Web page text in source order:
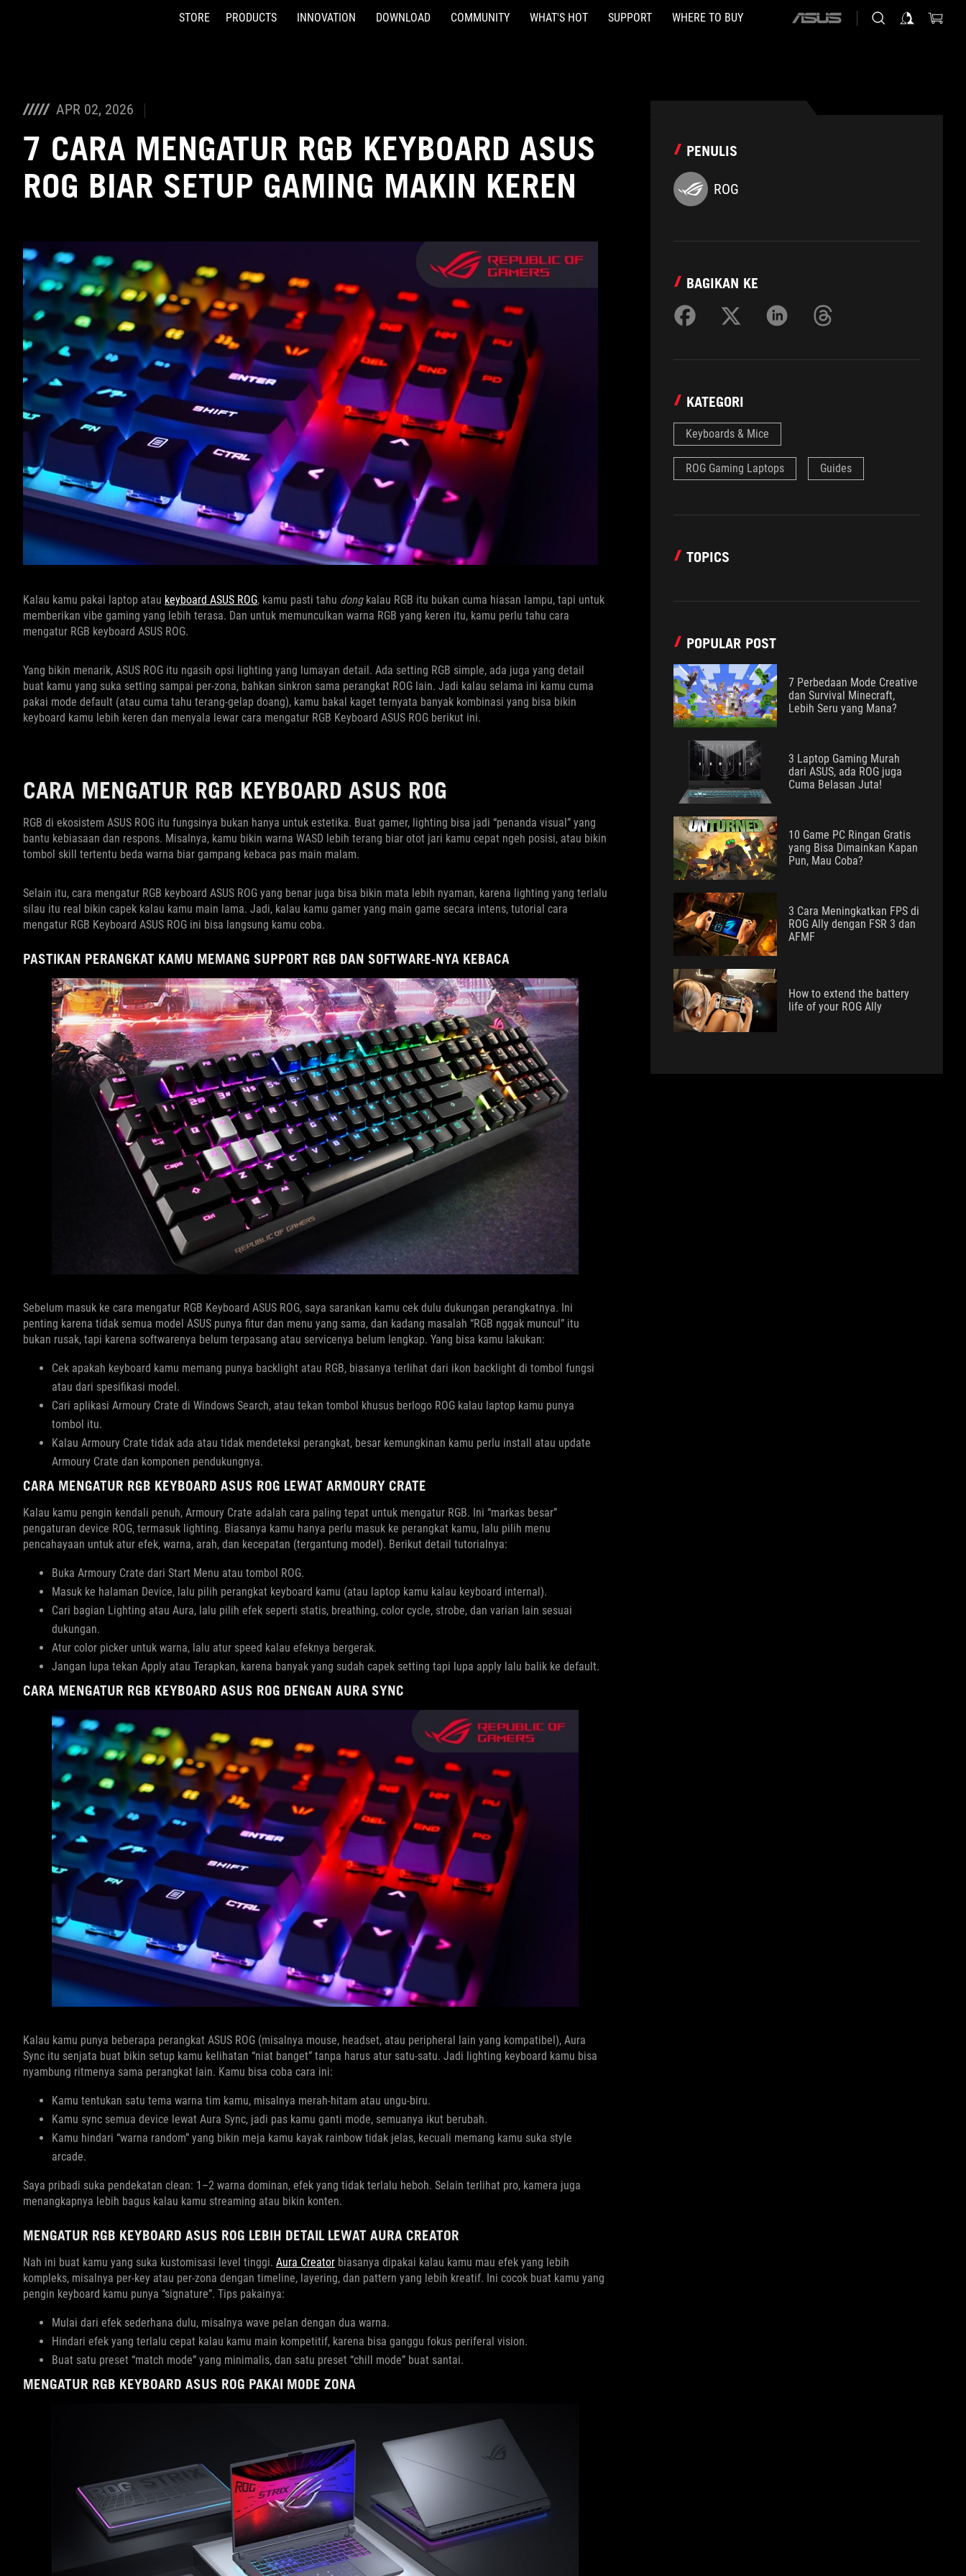
STORE PRODUCTS INNOVATION DOWNLOAD COMMUNITY WHAT'S HOT SUPPORT WHERE TO BUY
ASUS
APR 02, 2026
7 CARA MENGATUR RGB KEYBOARD ASUS
ROG BIAR SETUP GAMING MAKIN KEREN
Kalau kamu pakai laptop atau keyboard ASUS ROG, kamu pasti tahu dong kalau RGB itu bukan cuma hiasan lampu, tapi untuk
memberikan vibe gaming yang lebih terasa. Dan untuk memunculkan warna RGB yang keren itu, kamu perlu tahu cara
mengatur RGB keyboard ASUS ROG.
Yang bikin menarik, ASUS ROG itu ngasih opsi lighting yang lumayan detail. Ada setting RGB simple, ada juga yang detail
buat kamu yang suka setting sampai per-zona, bahkan sinkron sama perangkat ROG lain. Jadi kalau selama ini kamu cuma
pakai mode default (atau cuma tahu terang-gelap doang), kamu bakal kaget ternyata banyak kombinasi yang bisa bikin
keyboard kamu lebih keren dan menyala lewar cara mengatur RGB Keyboard ASUS ROG berikut ini.
CARA MENGATUR RGB KEYBOARD ASUS ROG
RGB di ekosistem ASUS ROG itu fungsinya bukan hanya untuk estetika. Buat gamer, lighting bisa jadi “penanda visual” yang
bantu kebiasaan dan respons. Misalnya, kamu bikin warna WASD lebih terang biar otot jari kamu cepat ngeh posisi, atau bikin
tombol skill tertentu beda warna biar gampang kebaca pas main malam.
Selain itu, cara mengatur RGB keyboard ASUS ROG yang benar juga bisa bikin mata lebih nyaman, karena lighting yang terlalu
silau itu real bikin capek kalau kamu main lama. Jadi, kalau kamu gamer yang main game secara intens, tutorial cara
mengatur RGB Keyboard ASUS ROG ini bisa langsung kamu coba.
PASTIKAN PERANGKAT KAMU MEMANG SUPPORT RGB DAN SOFTWARE-NYA KEBACA
Sebelum masuk ke cara mengatur RGB Keyboard ASUS ROG, saya sarankan kamu cek dulu dukungan perangkatnya. Ini
penting karena tidak semua model ASUS punya fitur dan menu yang sama, dan kadang masalah “RGB nggak muncul” itu
bukan rusak, tapi karena softwarenya belum terpasang atau servicenya belum lengkap. Yang bisa kamu lakukan:
Cek apakah keyboard kamu memang punya backlight atau RGB, biasanya terlihat dari ikon backlight di tombol fungsi
atau dari spesifikasi model.
Cari aplikasi Armoury Crate di Windows Search, atau tekan tombol khusus berlogo ROG kalau laptop kamu punya
tombol itu.
Kalau Armoury Crate tidak ada atau tidak mendeteksi perangkat, besar kemungkinan kamu perlu install atau update
Armoury Crate dan komponen pendukungnya.
CARA MENGATUR RGB KEYBOARD ASUS ROG LEWAT ARMOURY CRATE
Kalau kamu pengin kendali penuh, Armoury Crate adalah cara paling tepat untuk mengatur RGB. Ini “markas besar”
pengaturan device ROG, termasuk lighting. Biasanya kamu hanya perlu masuk ke perangkat kamu, lalu pilih menu
pencahayaan untuk atur efek, warna, arah, dan kecepatan (tergantung model). Berikut detail tutorialnya:
Buka Armoury Crate dari Start Menu atau tombol ROG.
Masuk ke halaman Device, lalu pilih perangkat keyboard kamu (atau laptop kamu kalau keyboard internal).
Cari bagian Lighting atau Aura, lalu pilih efek seperti statis, breathing, color cycle, strobe, dan varian lain sesuai
dukungan.
Atur color picker untuk warna, lalu atur speed kalau efeknya bergerak.
Jangan lupa tekan Apply atau Terapkan, karena banyak yang sudah capek setting tapi lupa apply lalu balik ke default.
CARA MENGATUR RGB KEYBOARD ASUS ROG DENGAN AURA SYNC
Kalau kamu punya beberapa perangkat ASUS ROG (misalnya mouse, headset, atau peripheral lain yang kompatibel), Aura
Sync itu senjata buat bikin setup kamu kelihatan “niat banget” tanpa harus atur satu-satu. Jadi lighting keyboard kamu bisa
nyambung ritmenya sama perangkat lain. Kamu bisa coba cara ini:
Kamu tentukan satu tema warna tim kamu, misalnya merah-hitam atau ungu-biru.
Kamu sync semua device lewat Aura Sync, jadi pas kamu ganti mode, semuanya ikut berubah.
Kamu hindari “warna random” yang bikin meja kamu kayak rainbow tidak jelas, kecuali memang kamu suka style
arcade.
Saya pribadi suka pendekatan clean: 1–2 warna dominan, efek yang tidak terlalu heboh. Selain terlihat pro, kamera juga
menangkapnya lebih bagus kalau kamu streaming atau bikin konten.
MENGATUR RGB KEYBOARD ASUS ROG LEBIH DETAIL LEWAT AURA CREATOR
Nah ini buat kamu yang suka kustomisasi level tinggi. Aura Creator biasanya dipakai kalau kamu mau efek yang lebih
kompleks, misalnya per-key atau per-zona dengan timeline, layering, dan pattern yang lebih kreatif. Ini cocok buat kamu yang
pengin keyboard kamu punya “signature”. Tips pakainya:
Mulai dari efek sederhana dulu, misalnya wave pelan dengan dua warna.
Hindari efek yang terlalu cepat kalau kamu main kompetitif, karena bisa ganggu fokus periferal vision.
Buat satu preset “match mode” yang minimalis, dan satu preset “chill mode” buat santai.
MENGATUR RGB KEYBOARD ASUS ROG PAKAI MODE ZONA
PENULIS
ROG
BAGIKAN KE
KATEGORI
Keyboards & Mice
ROG Gaming Laptops Guides
TOPICS
POPULAR POST
7 Perbedaan Mode Creative
dan Survival Minecraft,
Lebih Seru yang Mana?
3 Laptop Gaming Murah
dari ASUS, ada ROG juga
Cuma Belasan Juta!
10 Game PC Ringan Gratis
yang Bisa Dimainkan Kapan
Pun, Mau Coba?
3 Cara Meningkatkan FPS di
ROG Ally dengan FSR 3 dan
AFMF
How to extend the battery
life of your ROG Ally